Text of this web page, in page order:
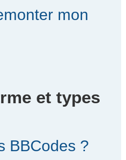
mon
et types
BBCodes ?